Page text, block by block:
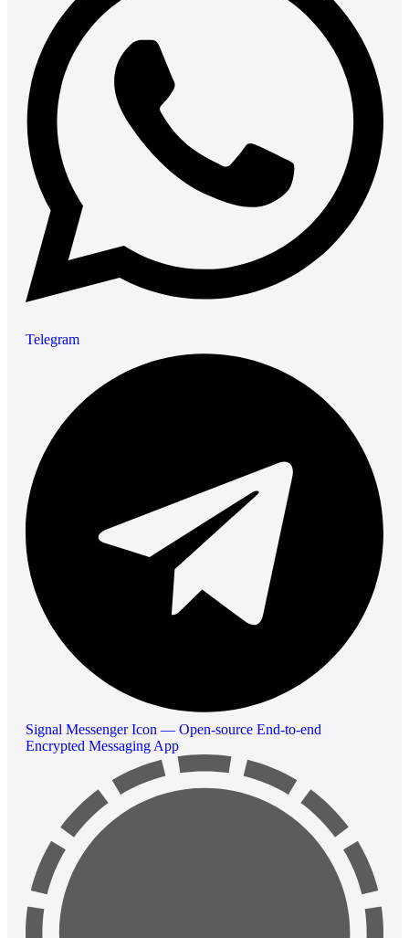
Telegram
Signal Messenger Icon — Open-source End-to-end
Encrypted Messaging App